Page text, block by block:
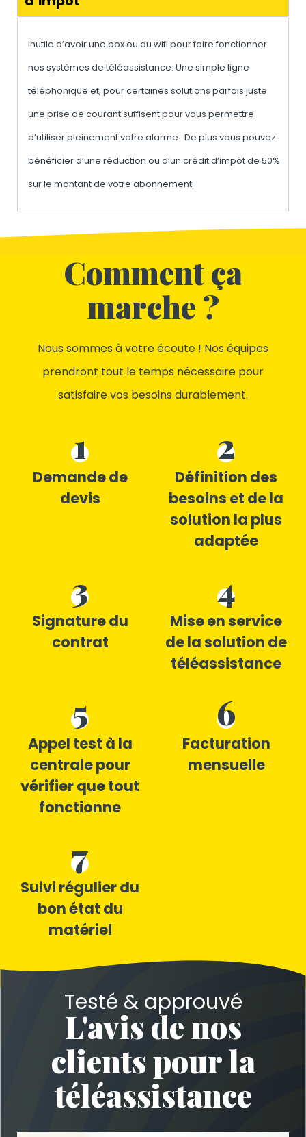
Inutile d’avoir une box ou du wifi pour faire fonctionner
nos systèmes de téléassistance. Une simple ligne
téléphonique et, pour certaines solutions parfois juste
une prise de courant suffisent pour vous permettre
d’utiliser pleinement votre alarme. De plus vous pouvez
bénéficier d’une réduction ou d’un crédit d’impôt de 50%
sur le montant de votre abonnement.
Comment ça
marche ?
Nous sommes à votre écoute ! Nos équipes
prendront tout le temps nécessaire pour
satisfaire vos besoins durablement.
1
Demande de
devis
2
Définition des
besoins et de la
solution la plus
adaptée
3
Signature du
contrat
4
Mise en service
de la solution de
téléassistance
5
Appel test à la
centrale pour
vérifier que tout
fonctionne
6
Facturation
mensuelle
7
Suivi régulier du
bon état du
matériel
Testé & approuvé
L'avis de nos
clients pour la
téléassistance